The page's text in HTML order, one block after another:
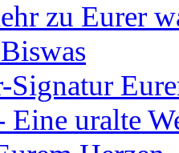
zu Eurer
Signatur
Eine uralte